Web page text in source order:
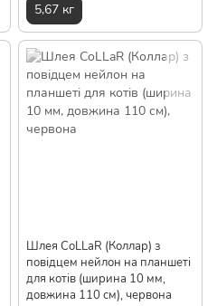
5,67 кг
Шлея CoLLaR (Коллар) з
повідцем нейлон на планшеті
для котів (ширина 10 мм,
довжина 110 см), червона